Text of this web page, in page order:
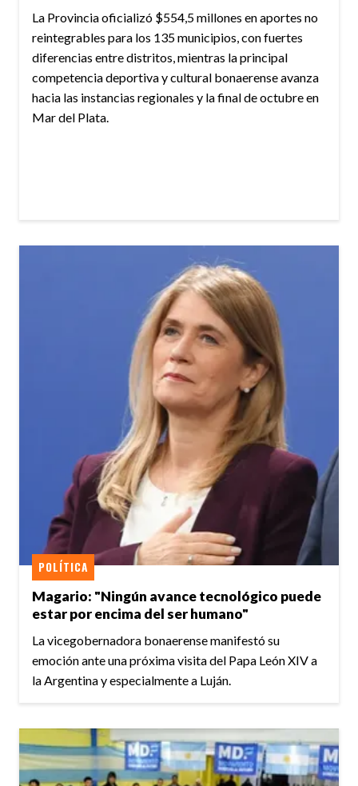
La Provincia oficializó $554,5 millones en aportes no
reintegrables para los 135 municipios, con fuertes
diferencias entre distritos, mientras la principal
competencia deportiva y cultural bonaerense avanza
hacia las instancias regionales y la final de octubre en
Mar del Plata.
Magario: "Ningún avance tecnológico puede
estar por encima del ser humano"
POLÍTICA
La vicegobernadora bonaerense manifestó su
emoción ante una próxima visita del Papa León XIV a
la Argentina y especialmente a Luján.